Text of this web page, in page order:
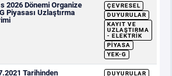
2026 Dönemi Organize
Piyasası Uzlaştırma
ÇEVRESEL
DUYURULAR
KAYIT VE
UZLAŞTIRMA
- ELEKTRIK
PIYASA
YEK-G
Tarihinden DUYURULAR